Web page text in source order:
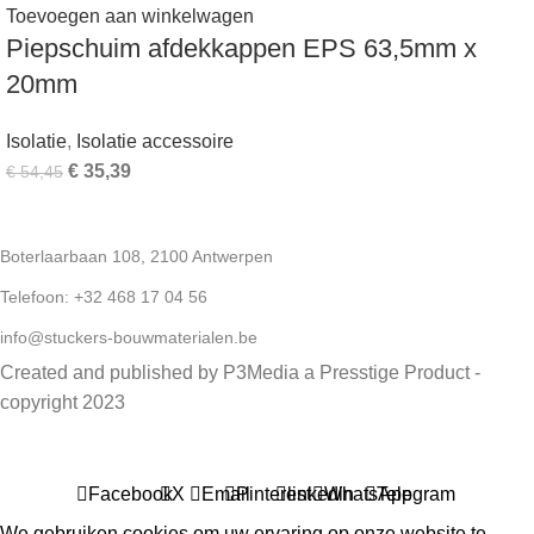
Toevoegen aan winkelwagen
Piepschuim afdekkappen EPS 63,5mm x
20mm
Isolatie, Isolatie accessoire
€54,45 € 35,39
Boterlaarbaan 108, 2100 Antwerpen
Telefoon: +32 468 17 04 56
info@stuckers-bouwmaterialen.be
Created and published by P3Media a Presstige Product -
copyright 2023
FacebookX EmailPinterestlinkedinWhatsAppTelegram